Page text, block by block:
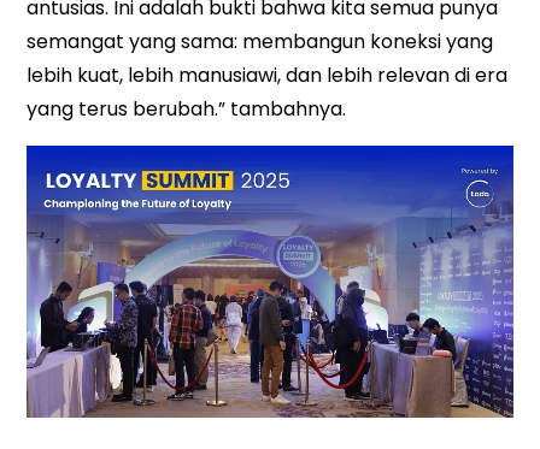
antusias. Ini adalah bukti bahwa kita semua punya
semangat yang sama: membangun koneksi yang
lebih kuat, lebih manusiawi, dan lebih relevan di era
yang terus berubah.” tambahnya.